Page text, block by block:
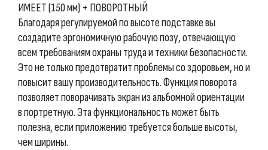
ИМЕЕТ (150 мм) + ПОВОРОТНЫЙ
Благодаря регулируемой по высоте подставке вы
создадите эргономичную рабочую позу, отвечающую
всем требованиям охраны труда и техники безопасности.
Это не только предотвратит проблемы со здоровьем, но и
повысит вашу производительность. Функция поворота
позволяет поворачивать экран из альбомной ориентации
в портретную. Эта функциональность может быть
полезна, если приложению требуется больше высоты,
чем ширины.